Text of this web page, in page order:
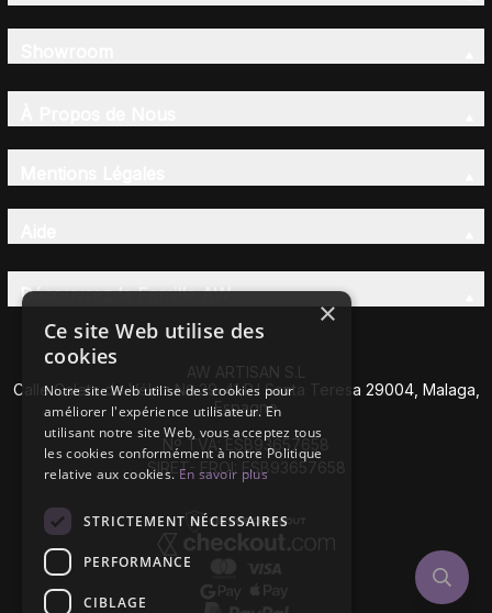
Découvrez la Famille AW
AW ARTISAN S.L
Calle Caleta de Vélez Nº 39-41 P.I Santa Teresa 29004, Malaga,
Espagne
Nº TVA: ESB93657658
SIRET- EROI: ESB93657658
×
Ce site Web utilise des
cookies
Notre site Web utilise des cookies pour
améliorer l'expérience utilisateur. En
utilisant notre site Web, vous acceptez tous
les cookies conformément à notre Politique
relative aux cookies.En savoir plus
STRICTEMENT NÉCESSAIRES
PERFORMANCE
CIBLAGE